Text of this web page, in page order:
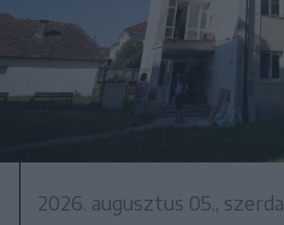
2026. augusztus 05., szerda